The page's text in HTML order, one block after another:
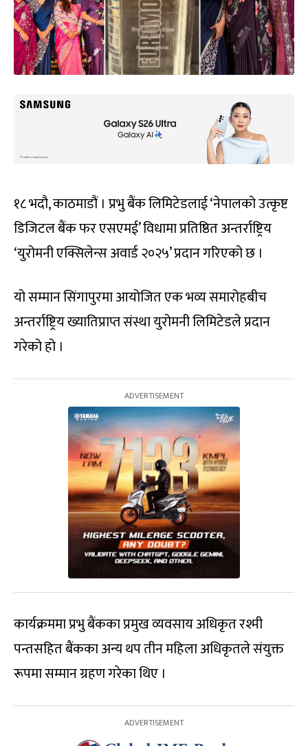
१८ भदौ, काठमाडौं । प्रभु बैंक लिमिटेडलाई ‘नेपालको उत्कृष्ट
डिजिटल बैंक फर एसएमई’ विधामा प्रतिष्ठित अन्तर्राष्ट्रिय
‘युरोमनी एक्सिलेन्स अवार्ड २०२५’ प्रदान गरिएको छ ।
यो सम्मान सिंगापुरमा आयोजित एक भव्य समारोहबीच
अन्तर्राष्ट्रिय ख्यातिप्राप्त संस्था युरोमनी लिमिटेडले प्रदान
गरेको हो ।
कार्यक्रममा प्रभु बैंकका प्रमुख व्यवसाय अधिकृत रश्मी
पन्तसहित बैंकका अन्य थप तीन महिला अधिकृतले संयुक्त
रूपमा सम्मान ग्रहण गरेका थिए ।